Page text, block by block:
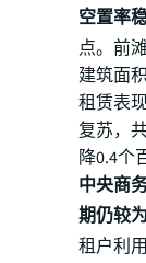
空置率
点。前
建筑面
租赁表
复苏，
降0.4个
中央商
期仍较
租户利